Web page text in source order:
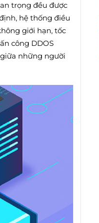
trọng đều được
hệ thống điều
giới hạn, tốc
công DDOS
những người